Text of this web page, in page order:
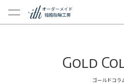
オーダーメイド
結婚指輪工房
ゴールドコラ
Gold